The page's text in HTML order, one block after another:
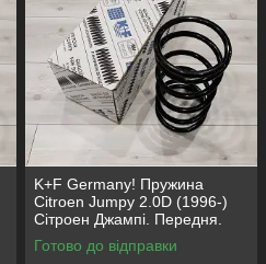
K+F Germany! Пружина
Citroen Jumpy 2.0D (1996-)
Сітроен Джампі. Передня.
4015613 , RG1332 , 997728.
К+Ф Німеччина
Готово до відправки